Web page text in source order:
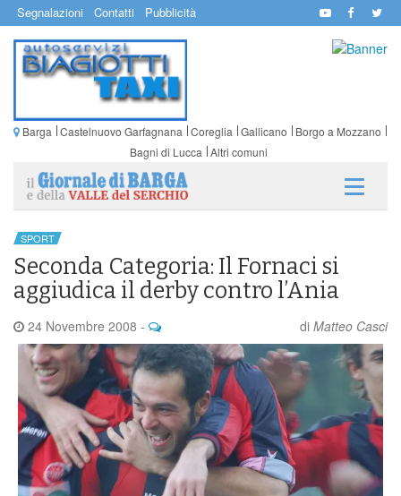
Segnalazioni Contatti Pubblicità
Barga Castelnuovo Garfagnana Coreglia Gallicano
Borgo a Mozzano
Bagni di Lucca Altri comuni
SPORT
Seconda Categoria: Il Fornaci si
aggiudica il derby contro l’Ania
24 Novembre 2008 - di Matteo Casci